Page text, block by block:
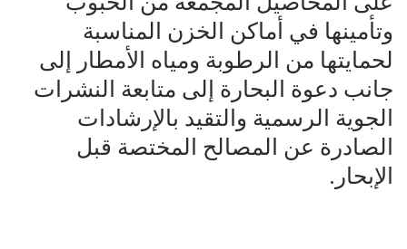
وتأمينها في أماكن الخزن المناسبة
لحمايتها من الرطوبة ومياه الأمطار إلى
جانب دعوة البحارة إلى متابعة النشرات
الجوية الرسمية والتقيد بالإرشادات
الصادرة عن المصالح المختصة قبل
الإبحار.